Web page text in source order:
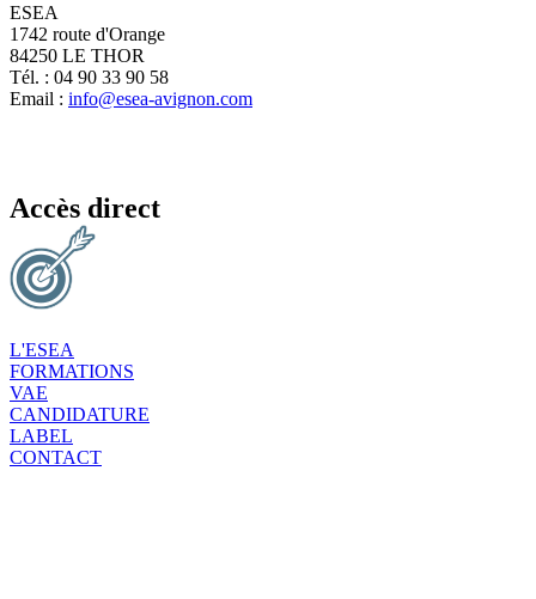
ESEA
1742 route d'Orange
84250 LE THOR
Tél. : 04 90 33 90 58
Email : info@esea-avignon.com
Accès direct
L'ESEA
FORMATIONS
VAE
CANDIDATURE
LABEL
CONTACT